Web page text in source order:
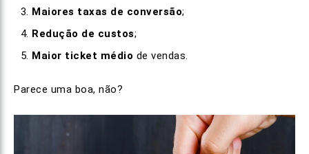
Maiores taxas de conversão;
Redução de custos;
Maior ticket médio de vendas.
Parece uma boa, não?